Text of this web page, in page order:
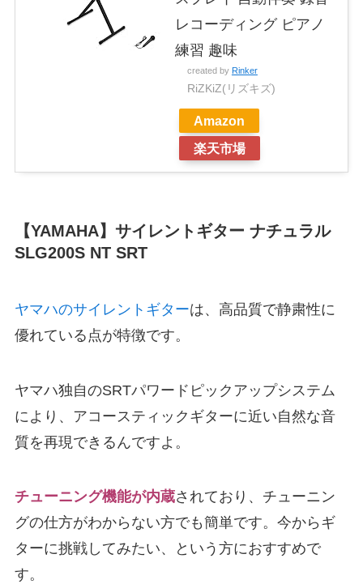
レコーディング ピアノ
練習 趣味
created by Rinker
RiZKiZ(リズキズ)
Amazon
楽天市場
【YAMAHA】サイレントギター ナチュラル
SLG200S NT SRT
ヤマハのサイレントギターは、高品質で静粛性に
優れている点が特徴です。
ヤマハ独自のSRTパワードピックアップシステム
により、アコースティックギターに近い自然な音
質を再現できるんですよ。
チューニング機能が内蔵されており、チューニン
グの仕方がわからない方でも簡単です。今からギ
ターに挑戦してみたい、という方におすすめで
す。